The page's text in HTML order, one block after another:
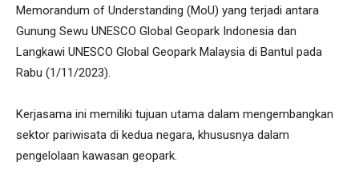
Memorandum of Understanding (MoU) yang terjadi antara
Gunung Sewu UNESCO Global Geopark Indonesia dan
Langkawi UNESCO Global Geopark Malaysia di Bantul pada
Rabu (1/11/2023).
Kerjasama ini memiliki tujuan utama dalam mengembangkan
sektor pariwisata di kedua negara, khususnya dalam
pengelolaan kawasan geopark.